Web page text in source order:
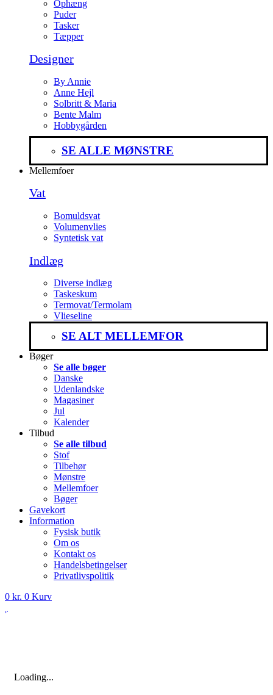
Ophæng
Puder
Tasker
Tæpper
Designer
By Annie
Anne Hejl
Solbritt & Maria
Bente Malm
Hobbygården
SE ALLE MØNSTRE
Mellemfoer
Vat
Bomuldsvat
Volumenvlies
Syntetisk vat
Indlæg
Diverse indlæg
Taskeskum
Termovat/Termolam
Vlieseline
SE ALT MELLEMFOR
Bøger
Se alle bøger
Danske
Udenlandske
Magasiner
Jul
Kalender
Tilbud
Se alle tilbud
Stof
Tilbehør
Mønstre
Mellemfoer
Bøger
Gavekort
Information
Fysisk butik
Om os
Kontakt os
Handelsbetingelser
Privatlivspolitik
0 kr. 0 Kurv
Loading...